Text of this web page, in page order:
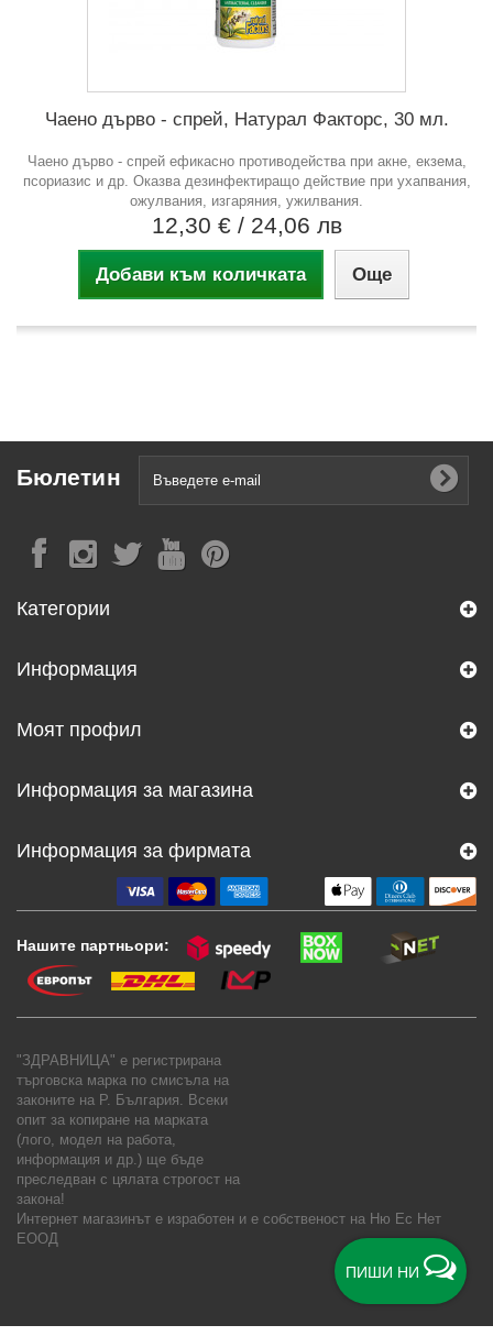
ПИШИ НИ
Чаено дърво - спрей, Натурал Факторс, 30 мл.
Чаено дърво - спрей ефикасно противодейства при акне, екзема,
псориазис и др. Оказва дезинфектиращо действие при ухапвания,
ожулвания, изгаряния, ужилвания.
12,30 € / 24,06 лв
Добави към количката Още
Бюлетин
Категории
Информация
Моят профил
Информация за магазина
Информация за фирмата
Нашите партньори:
"ЗДРАВНИЦА" е регистрирана
търговска марка по смисъла на
законите на Р. България. Всеки
опит за копиране на марката
(лого, модел на работа,
информация и др.) ще бъде
преследван с цялата строгост на
закона!
Интернет магазинът е изработен и е собственост на Ню Ес Нет
ЕООД